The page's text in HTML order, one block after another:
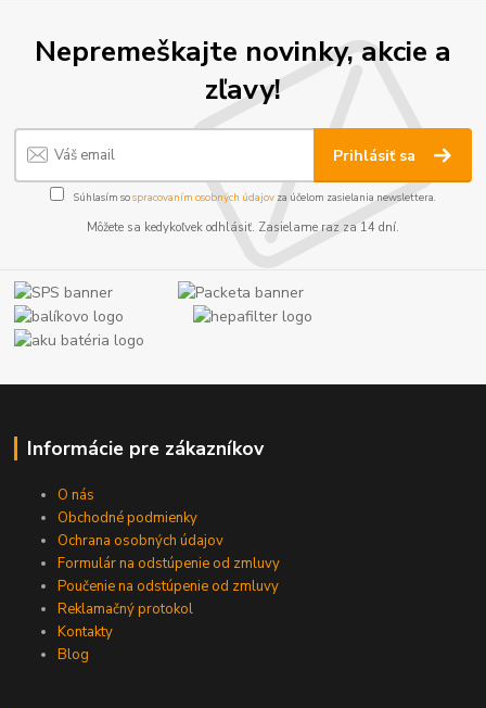
Nepremeškajte novinky, akcie a
zľavy!
Prihlásiť sa
Súhlasím sospracovaním osobných údajov za účelom zasielania newslettera.
Môžete sa kedykoľvek odhlásiť. Zasielame raz za 14 dní.
Informácie pre zákazníkov
O nás
Obchodné podmienky
Ochrana osobných údajov
Formulár na odstúpenie od zmluvy
Poučenie na odstúpenie od zmluvy
Reklamačný protokol
Kontakty
Blog